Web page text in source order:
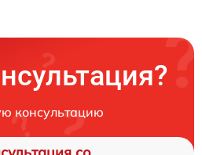
консультацию